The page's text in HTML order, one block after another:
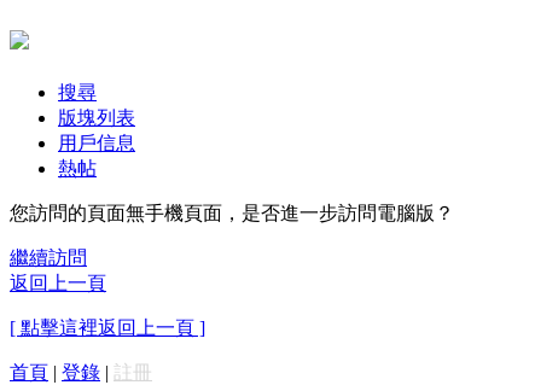
搜尋
版塊列表
用戶信息
熱帖
您訪問的頁面無手機頁面，是否進一步訪問電腦版？
繼續訪問
返回上一頁
[ 點擊這裡返回上一頁 ]
首頁 | 登錄 | 註冊